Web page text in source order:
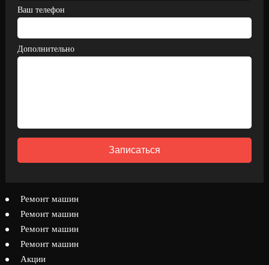
Ваш телефон
Дополнительно
Записаться
Ремонт машин
Ремонт машин
Ремонт машин
Ремонт машин
Акции